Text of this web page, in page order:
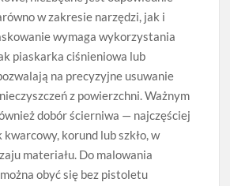
w zakresie narzędzi, jak i
wymaga wykorzystania
piaskarka ciśnieniowa lub
na precyzyjne usuwanie
z powierzchni. Ważnym
dobór ścierniwa — najczęściej
korund lub szkło, w
materiału. Do malowania
obyć się bez pistoletu